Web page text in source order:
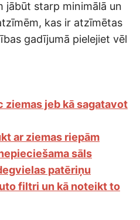
jābūt starp minimālā un
kas ir atzīmētas
gadījumā pielejiet vēl
ziemas jeb kā sagatavot
ar ziemas riepām
sāls
patēriņu
filtri un kā noteikt to